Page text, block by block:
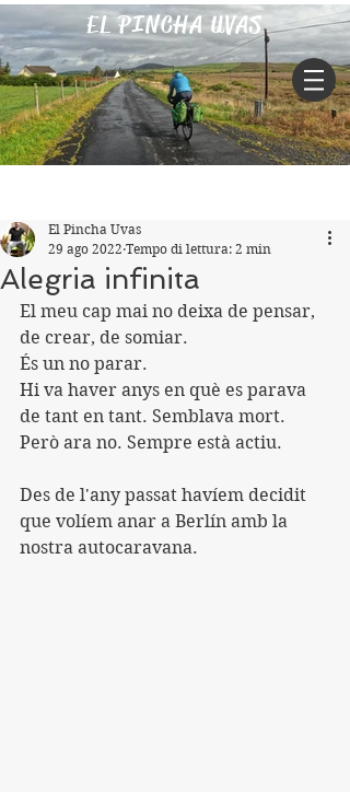
EL PINCHA UVAS
Alegria infinita
El Pincha Uvas
29 ago 2022 Tempo di lettura: 2 min
El meu cap mai no deixa de pensar,
de crear, de somiar.
És un no parar.
Hi va haver anys en què es parava
de tant en tant. Semblava mort.
Però ara no. Sempre està actiu.
Des de l'any passat havíem decidit
que volíem anar a Berlín amb la
nostra autocaravana.